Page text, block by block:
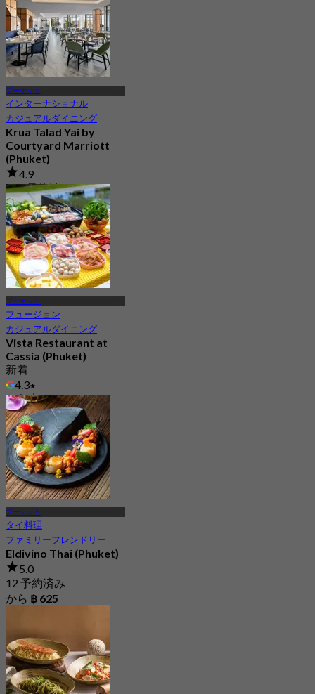
プーケット
インターナショナル
カジュアルダイニング
Krua Talad Yai by
Courtyard Marriott
(Phuket)
4.9
208 予約済み
から฿ 625
プーケット
フュージョン
カジュアルダイニング
Vista Restaurant at
Cassia (Phuket)
新着
4.3
から฿ 399
プーケット
タイ料理
ファミリーフレンドリー
Eldivino Thai (Phuket)
5.0
12 予約済み
から ฿ 625